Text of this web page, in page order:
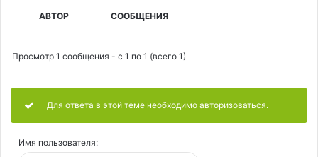
АВТОР СООБЩЕНИЯ
Просмотр 1 сообщения - с 1 по 1 (всего 1)
Для ответа в этой теме необходимо авторизоваться.
Имя пользователя: